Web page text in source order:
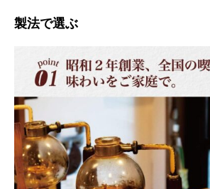
製法で選ぶ